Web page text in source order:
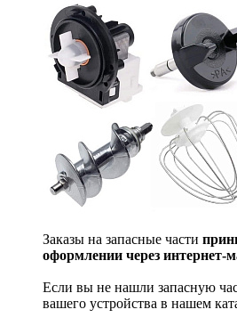
Заказы на запасные части
оформлении через интернет-
Если вы не нашли запасную
вашего устройства в нашем